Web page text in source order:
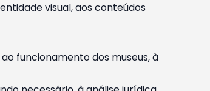
visual, aos conteúdos
funcionamento dos museus, à